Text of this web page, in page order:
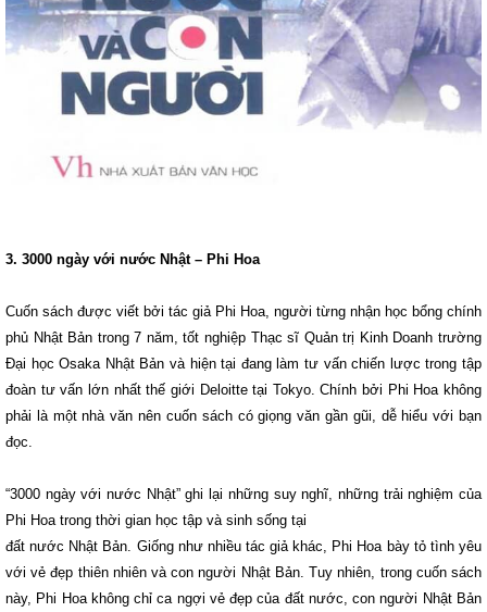
3. 3000 ngày với nước Nhật – Phi Hoa
Cuốn sách được viết bởi tác giả Phi Hoa, người từng nhận học bổng chính
phủ Nhật Bản trong 7 năm, tốt nghiệp Thạc sĩ Quản trị Kinh Doanh trường
Đại học Osaka Nhật Bản và hiện tại đang làm tư vấn chiến lược trong tập
đoàn tư vấn lớn nhất thế giới Deloitte tại Tokyo. Chính bởi Phi Hoa không
phải là một nhà văn nên cuốn sách có giọng văn gần gũi, dễ hiểu với bạn
đọc.
“3000 ngày với nước Nhật” ghi lại những suy nghĩ, những trải nghiệm của
Phi Hoa trong thời gian học tập và sinh sống tại
đất nước Nhật Bản. Giống như nhiều tác giả khác, Phi Hoa bày tỏ tình yêu
với vẻ đẹp thiên nhiên và con người Nhật Bản. Tuy nhiên, trong cuốn sách
này, Phi Hoa không chỉ ca ngợi vẻ đẹp của đất nước, con người Nhật Bản